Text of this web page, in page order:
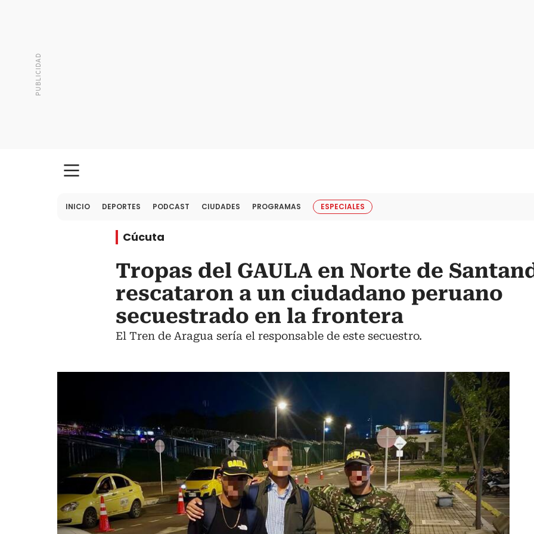
INICIO DEPORTES PODCAST CIUDADES PROGRAMAS ESPECIALES
Cúcuta
Tropas del GAULA en Norte de
rescataron a un ciudadano peruano
secuestrado en la frontera
El Tren de Aragua sería el responsable de este secuestro.